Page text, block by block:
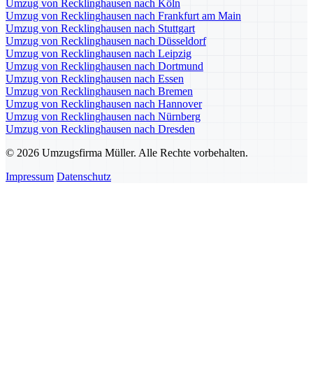
Umzug von Recklinghausen nach Köln
Umzug von Recklinghausen nach Frankfurt am Main
Umzug von Recklinghausen nach Stuttgart
Umzug von Recklinghausen nach Düsseldorf
Umzug von Recklinghausen nach Leipzig
Umzug von Recklinghausen nach Dortmund
Umzug von Recklinghausen nach Essen
Umzug von Recklinghausen nach Bremen
Umzug von Recklinghausen nach Hannover
Umzug von Recklinghausen nach Nürnberg
Umzug von Recklinghausen nach Dresden
© 2026 Umzugsfirma Müller. Alle Rechte vorbehalten.
Impressum Datenschutz